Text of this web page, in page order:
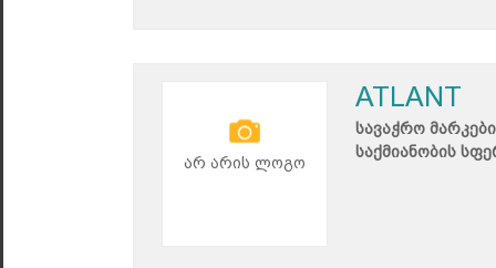
არ არის ლოგო
ATLANT
სავაჭრო
საქმიანობის